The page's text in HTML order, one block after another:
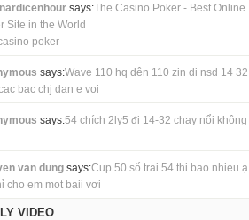
says:The Casino Poker - Best Online
Site in the World
poker
says:Wave 110 hq dên 110 zin di nsd 14 32
bac chj dan e voi
says:54 chích 2ly5 đi 14-32 chạy nổi không
van dungsays:Cup 50 sổ trai 54 thi bao nhieu ạ
cho em mot baii vơi
VIDEO